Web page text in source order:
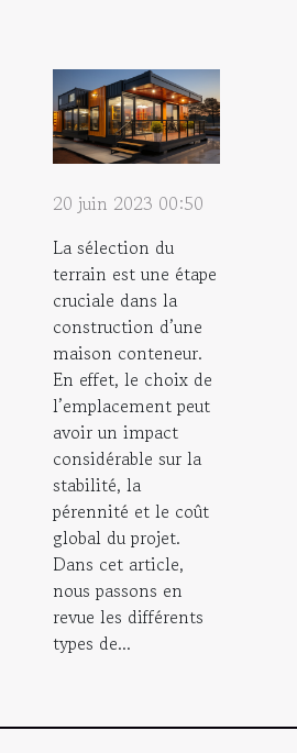
20 juin 2023 00:50
La sélection du
terrain est une étape
cruciale dans la
construction d’une
maison conteneur.
En effet, le choix de
l’emplacement peut
avoir un impact
considérable sur la
stabilité, la
pérennité et le coût
global du projet.
Dans cet article,
nous passons en
revue les différents
types de...